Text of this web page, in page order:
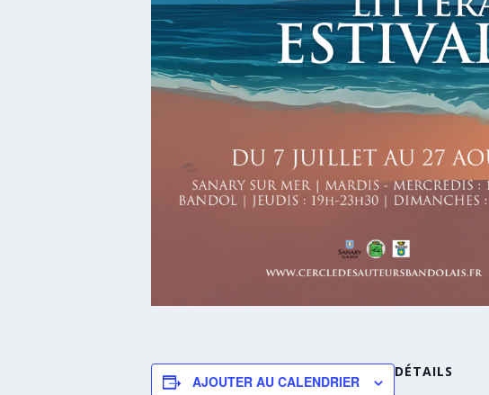
AJOUTER AU CALENDRIER
DÉTAILS